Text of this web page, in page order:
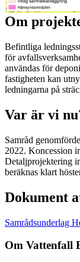
Om
Befintliga
för
användas för
fastigheten kan
ledningarna på
Var är vi
Samråd
2022. Koncession
Detaljprojektering
beräknas klart
Dokument
Samrådsunderlag
Om Vattenfall